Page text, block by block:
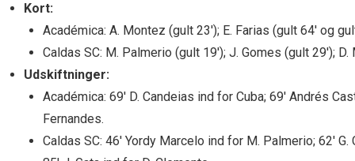
Kort:
Académica: A. Montez (gult 23′); E. Farias (gult 64′ og
Caldas SC: M. Palmerio (gult 19′); J. Gomes (gult 29′);
Udskiftninger:
Académica: 69′ D. Candeias ind for Cuba; 69′ Andrés
Fernandes.
Caldas SC: 46′ Yordy Marcelo ind for M. Palmerio; 62′